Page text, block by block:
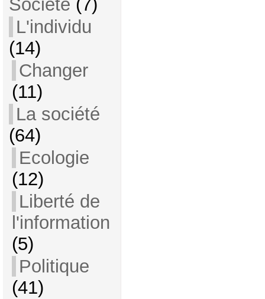
Société (7)
L'individu
(14)
Changer
(11)
La société
(64)
Ecologie
(12)
Liberté de
l'information
(5)
Politique
(41)